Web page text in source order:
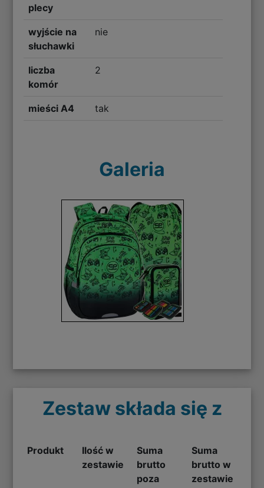
plecy
wyjście na
słuchawki
nie
liczba
komór
2
mieści A4 tak
Galeria
Zestaw składa się z
Produkt
Ilość w
zestawie
Suma
brutto
poza
Suma
brutto w
zestawie